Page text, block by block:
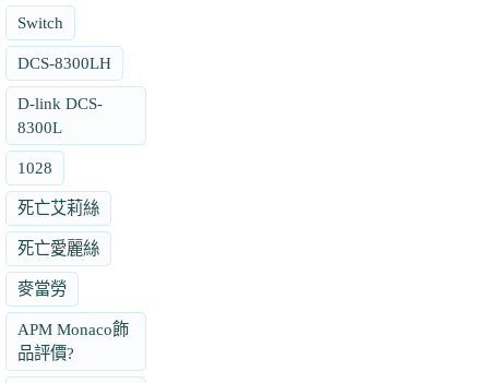
Switch
DCS-8300LH
D-link DCS-
8300L
1028
死亡艾莉絲
死亡愛麗絲
麥當勞
APM Monaco飾
品評價?